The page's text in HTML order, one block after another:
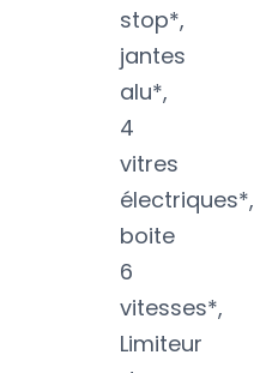
stop*,
jantes
alu*,
4
vitres
électriques*,
boite
6
vitesses*,
Limiteur